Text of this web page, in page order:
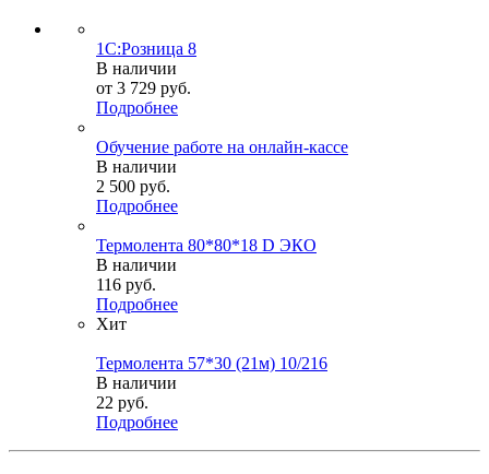
1С:Розница 8
В наличии
от 3 729 руб.
Подробнее
Обучение работе на онлайн-кассе
В наличии
2 500 руб.
Подробнее
Термолента 80*80*18 D ЭКО
В наличии
116 руб.
Подробнее
Хит
Термолента 57*30 (21м) 10/216
В наличии
22 руб.
Подробнее